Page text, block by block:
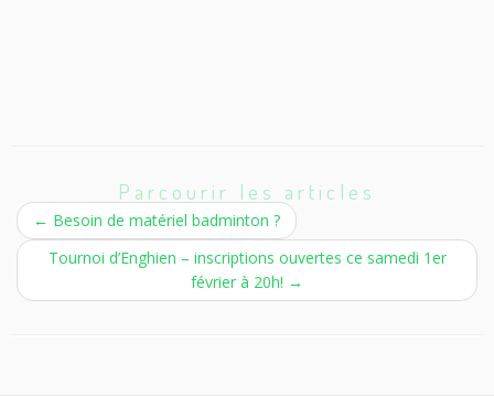
Parcourir les articles
← Besoin de matériel badminton ?
Tournoi d’Enghien – inscriptions ouvertes ce samedi 1er
février à 20h! →